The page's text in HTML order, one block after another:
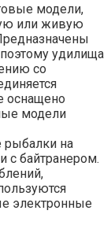
модели,
или живую
удилища
со
оснащено
модели
рыбалки на
с байтранером.
электронные